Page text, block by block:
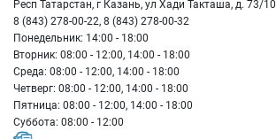
Респ Татарстан, г Казань, ул Хади Такташа, д. 73/10
8 (843) 278-00-22, 8 (843) 278-00-32
Понедельник: 14:00 - 18:00
Вторник: 08:00 - 12:00, 14:00 - 18:00
Среда: 08:00 - 12:00, 14:00 - 18:00
Четверг: 08:00 - 12:00, 14:00 - 18:00
Пятница: 08:00 - 12:00, 14:00 - 18:00
Суббота: 08:00 - 12:00